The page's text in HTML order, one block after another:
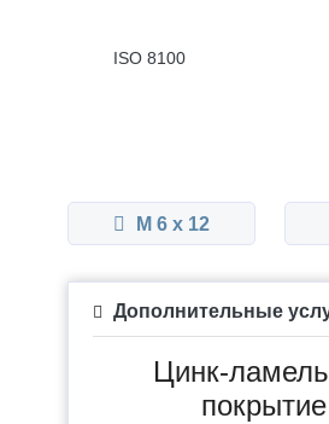
ISO 8100
М 6 x 12
Дополнительные
Цинк-
покрытие